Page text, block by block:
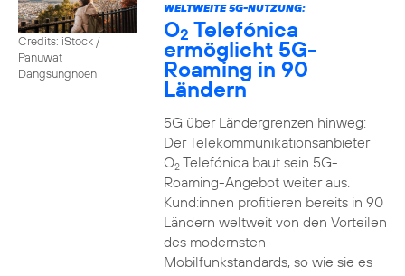
Credits: iStock /
Panuwat
Dangsungnoen
WELTWEITE 5G-NUTZUNG:
O2 Telefónica
ermöglicht 5G-
Roaming in 90
Ländern
5G über Ländergrenzen hinweg:
Der Telekommunikationsanbieter
O2Telefónica baut sein 5G-
Roaming-Angebot weiter aus.
Kund:innen profitieren bereits in 90
Ländern weltweit von den Vorteilen
des modernsten
Mobilfunkstandards, so wie sie es